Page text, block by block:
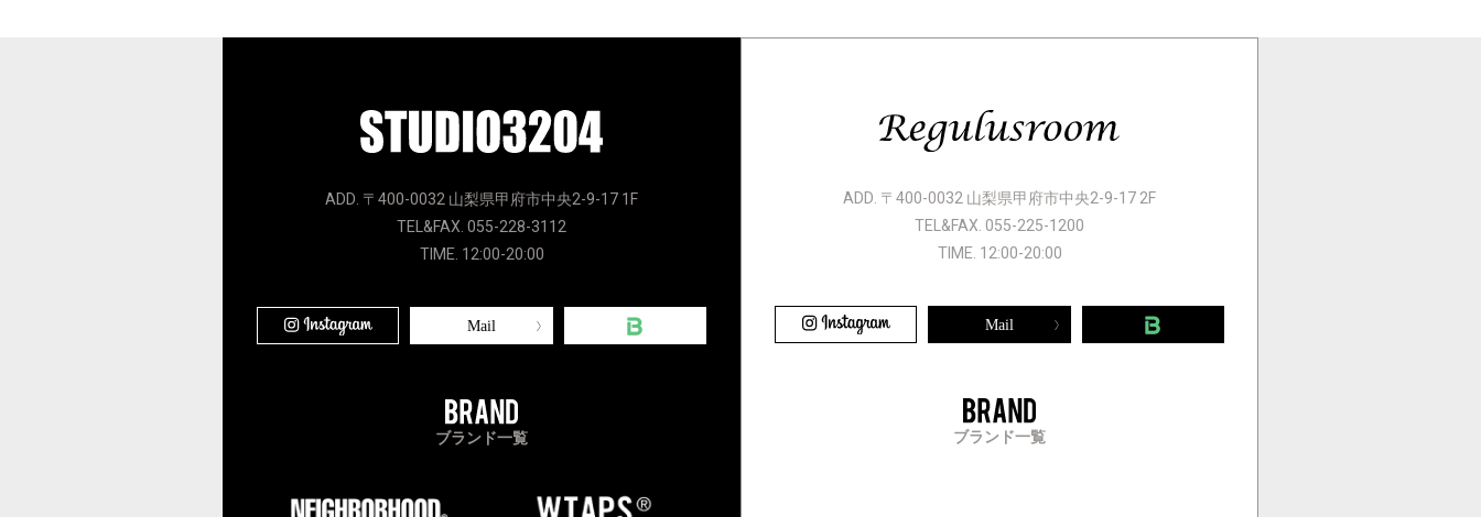
ADD. 〒400-0032 山梨県甲府市中央2-9-17 1F
TEL&FAX. 055-228-3112
TIME. 12:00-20:00
Mail
ブランド一覧
ADD. 〒400-0032 山梨県甲府市中央2-9-17 2F
TEL&FAX. 055-225-1200
TIME. 12:00-20:00
Mail
ブランド一覧